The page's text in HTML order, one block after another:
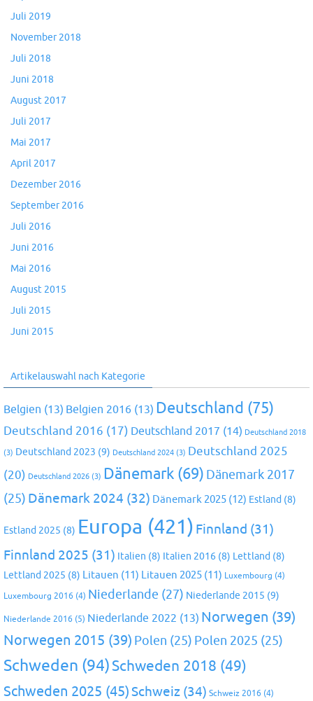
Juli 2019
November 2018
Juli 2018
Juni 2018
August 2017
Juli 2017
Mai 2017
April 2017
Dezember 2016
September 2016
Juli 2016
Juni 2016
Mai 2016
August 2015
Juli 2015
Juni 2015
Artikelauswahl nach Kategorie
Belgien (13) Belgien 2016 (13) Deutschland (75)
Deutschland 2016 (17) Deutschland 2017 (14) Deutschland 2018
(3) Deutschland 2023 (9) Deutschland 2024 (3) Deutschland 2025
(20) Deutschland 2026 (3) Dänemark (69) Dänemark 2017
(25) Dänemark 2024 (32) Dänemark 2025 (12) Estland (8)
Estland 2025 (8) Europa (421) Finnland (31)
Finnland 2025 (31) Italien (8) Italien 2016 (8) Lettland (8)
Lettland 2025 (8) Litauen (11) Litauen 2025 (11) Luxembourg (4)
Luxembourg 2016 (4) Niederlande (27) Niederlande 2015 (9)
Niederlande 2016 (5) Niederlande 2022 (13) Norwegen (39)
Norwegen 2015 (39) Polen (25) Polen 2025 (25)
Schweden (94)Schweden 2018 (49)
Schweden 2025 (45)Schweiz (34) Schweiz 2016 (4)